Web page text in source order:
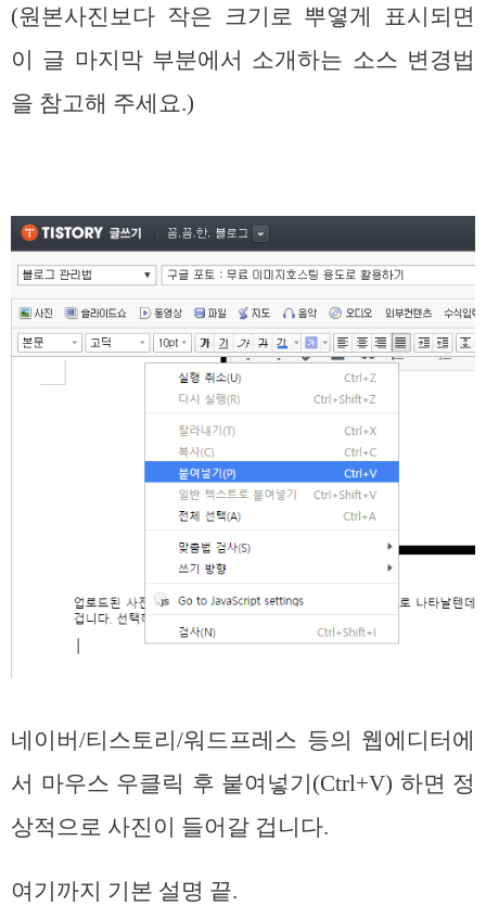
(원본사진보다 작은 크기로 뿌옇게 표시되면
이 글 마지막 부분에서 소개하는 소스 변경법
을 참고해 주세요.)
네이버/티스토리/워드프레스 등의 웹에디터에
서 마우스 우클릭 후 붙여넣기(Ctrl+V) 하면 정
상적으로 사진이 들어갈 겁니다.
여기까지 기본 설명 끝.